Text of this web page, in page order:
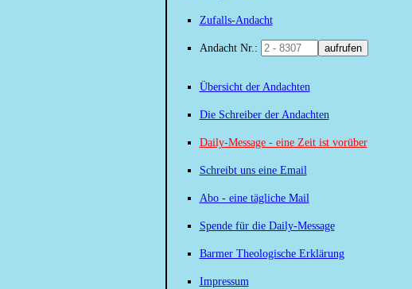
Zufalls-Andacht
Andacht Nr.: aufrufen
Übersicht der Andachten
Die Schreiber der Andachten
Daily-Message - eine Zeit ist vorüber
Schreibt uns eine Email
Abo - eine tägliche Mail
Spende für die Daily-Message
Barmer Theologische Erklärung
Impressum